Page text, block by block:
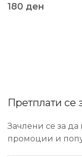
180 ден
Претплати се
Зачлени се за
промоции и